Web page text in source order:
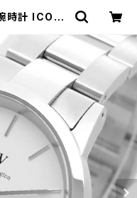
時計 ICONI